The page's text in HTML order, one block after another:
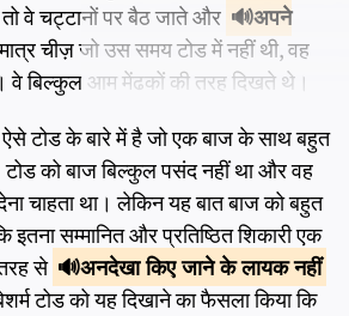
वे चट्टानों पर बैठ जाते और
अपने
चीज़ जो उस समय टोड में नहीं थी, वह
वे बिल्कुल आम मेंढकों की तरह दिखते थे।
ऐसे टोड के बारे में है जो एक बाज के साथ बहुत
टोड को बाज बिल्कुल पसंद नहीं था और वह
चाहता था। लेकिन यह बात बाज को बहुत
इतना सम्मानित और प्रतिष्ठित शिकारी एक
तरह से
अनदेखा किए जाने केलायक नहीं
टोड को यह दिखाने का फैसला किया कि